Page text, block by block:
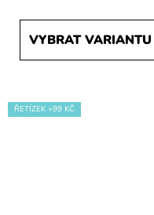
VYBRAT VARIANTU
ŘETÍZEK +99 KČ